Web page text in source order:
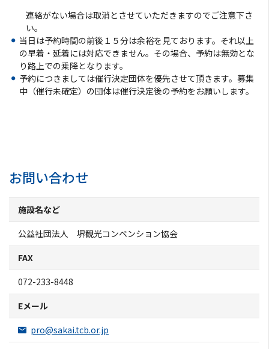
地図から探す
スポット検索
観光案内所
お役立ち情報紹介
堺観光タクシー
堺観光コンベンション協会について
協会について
連絡がない場合は取消とさせていただきますのでご注意下さ
い。
当日は予約時間の前後１５分は余裕を見ております。それ以上
の早着・延着には対応できません。その場合、予約は無効とな
り路上での乗降となります。
予約につきましては催行決定団体を優先させて頂きます。募集
中（催行未確定）の団体は催行決定後の予約をお願いします。
お問い合わせ
施設名など
公益社団法人 堺観光コンベンション協会
FAX
072-233-8448
Eメール
pro@sakai.tcb.or.jp